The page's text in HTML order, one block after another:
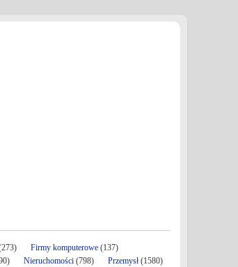
Firmy komputerowe (137)
Nieruchomości (798) Przemysł(1580)